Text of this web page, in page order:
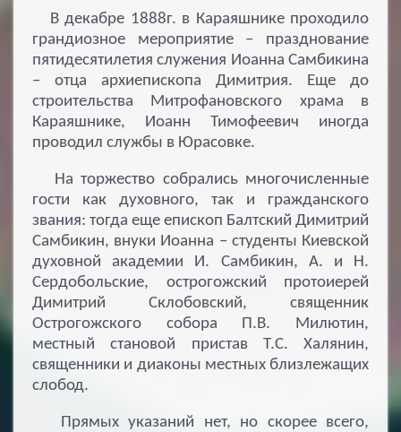
В декабре 1888г. в Караяшнике проходило
грандиозное мероприятие – празднование
пятидесятилетия служения Иоанна Самбикина
– отца архиепископа Димитрия. Еще до
строительства Митрофановского храма в
Караяшнике, Иоанн Тимофеевич иногда
проводил службы в Юрасовке.
На торжество собрались многочисленные
гости как духовного, так и гражданского
звания: тогда еще епископ Балтский Димитрий
Самбикин, внуки Иоанна – студенты Киевской
духовной академии И. Самбикин, А. и Н.
Сердобольские, острогожский протоиерей
Димитрий Склобовский, священник
Острогожского собора П.В. Милютин,
местный становой пристав Т.С. Халянин,
священники и диаконы местных близлежащих
слобод.
Прямых указаний нет, но скорее всего,